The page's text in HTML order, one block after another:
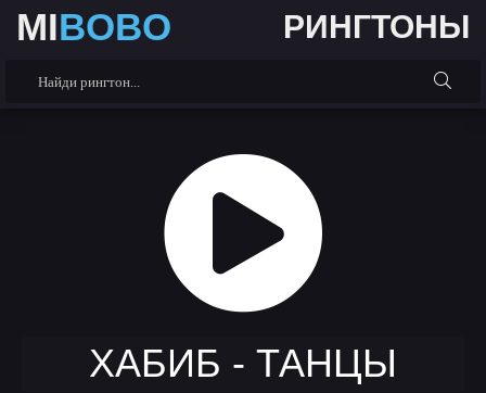
MIBOBO РИНГТОНЫ
ХАБИБ - ТАНЦЫ